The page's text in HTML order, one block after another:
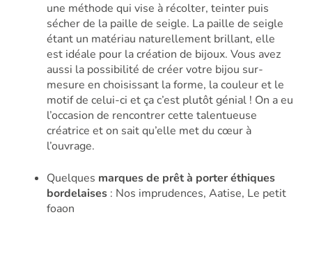
une méthode qui vise à récolter, teinter puis
sécher de la paille de seigle. La paille de seigle
étant un matériau naturellement brillant, elle
est idéale pour la création de bijoux. Vous avez
aussi la possibilité de créer votre bijou sur-
mesure en choisissant la forme, la couleur et le
motif de celui-ci et ça c’est plutôt génial ! On a eu
l’occasion de rencontrer cette talentueuse
créatrice et on sait qu’elle met du cœur à
l’ouvrage.
Quelques marques de prêt à porter éthiques
bordelaises: Nos imprudences, Aatise, Le petit
foaon